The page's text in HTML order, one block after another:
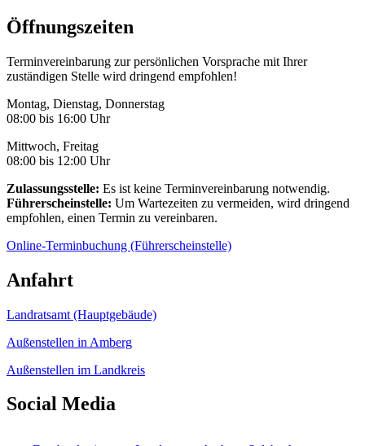
Öffnungszeiten
Terminvereinbarung zur persönlichen Vorsprache mit Ihrer
zuständigen Stelle wird dringend empfohlen!
Montag, Dienstag, Donnerstag
08:00 bis 16:00 Uhr
Mittwoch, Freitag
08:00 bis 12:00 Uhr
Zulassungsstelle: Es ist keine Terminvereinbarung notwendig.
Führerscheinstelle: Um Wartezeiten zu vermeiden, wird dringend
empfohlen, einen Termin zu vereinbaren.
Online-Terminbuchung (Führerscheinstelle)
Anfahrt
Landratsamt (Hauptgebäude)
Außenstellen in Amberg
Außenstellen im Landkreis
Social Media